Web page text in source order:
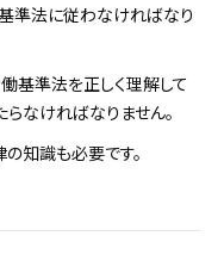
準法に従わなければなり
基準法を正しく理解して
なければなりません。
知識も必要です。